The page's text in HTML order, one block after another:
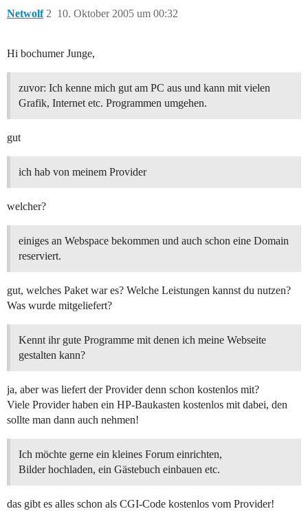
Netwolf 10. Oktober 2005 um 00:32
2
Hi bochumer Junge,
zuvor: Ich kenne mich gut am PC aus und kann mit vielen
Grafik, Internet etc. Programmen umgehen.
gut
ich hab von meinem Provider
welcher?
einiges an Webspace bekommen und auch schon eine Domain
reserviert.
gut, welches Paket war es? Welche Leistungen kannst du nutzen?
Was wurde mitgeliefert?
Kennt ihr gute Programme mit denen ich meine Webseite
gestalten kann?
ja, aber was liefert der Provider denn schon kostenlos mit?
Viele Provider haben ein HP-Baukasten kostenlos mit dabei, den
sollte man dann auch nehmen!
Ich möchte gerne ein kleines Forum einrichten,
Bilder hochladen, ein Gästebuch einbauen etc.
das gibt es alles schon als CGI-Code kostenlos vom Provider!